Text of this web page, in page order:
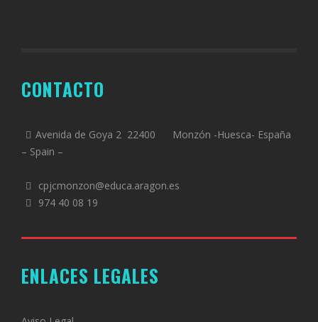
CONTACTO
Avenida de Goya 2 22400 Monzón -Huesca- España
– Spain –
cpjcmonzon@educa.aragon.es
974 40 08 19
ENLACES LEGALES